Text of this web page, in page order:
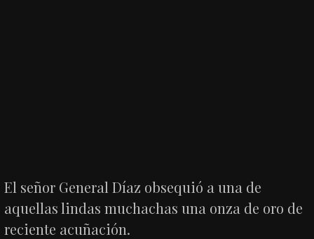
El señor General Díaz obsequió a una de
aquellas lindas muchachas una onza de oro de
reciente acuñación.